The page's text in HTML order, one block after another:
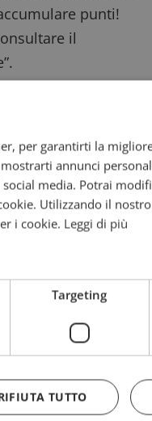
punti!
il
che ho
a 10€ e iPhone 17
per garantirti la
annunci
media. Potrai
Utilizzando il
i cookie. Leggi di più
Targeting
TUTTO